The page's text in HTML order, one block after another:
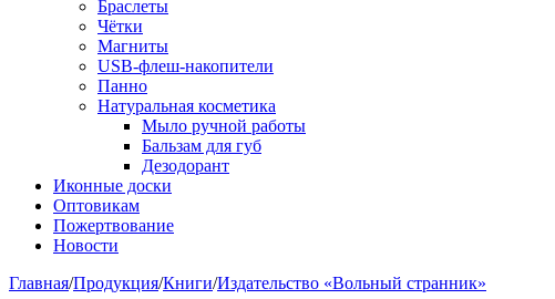
Браслеты
Чётки
Магниты
USB-флеш-накопители
Панно
Натуральная косметика
Мыло ручной работы
Бальзам для губ
Дезодорант
Иконные доски
Оптовикам
Пожертвование
Новости
Главная/Продукция/Книги/Издательство «Вольный странник»